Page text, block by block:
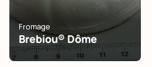
Fromage
Brebiou® Dôme